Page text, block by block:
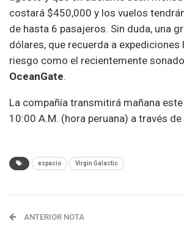
costará $450,000 y los vuelos
de hasta 6 pasajeros. Sin duda, una
dólares, que recuerda a
riesgo como el recientemente sonado
OceanGate.
La compañía transmitirá mañana
10:00 A.M. (hora peruana) a través de
espacio Virgin Galactic
ANTERIOR NOTA